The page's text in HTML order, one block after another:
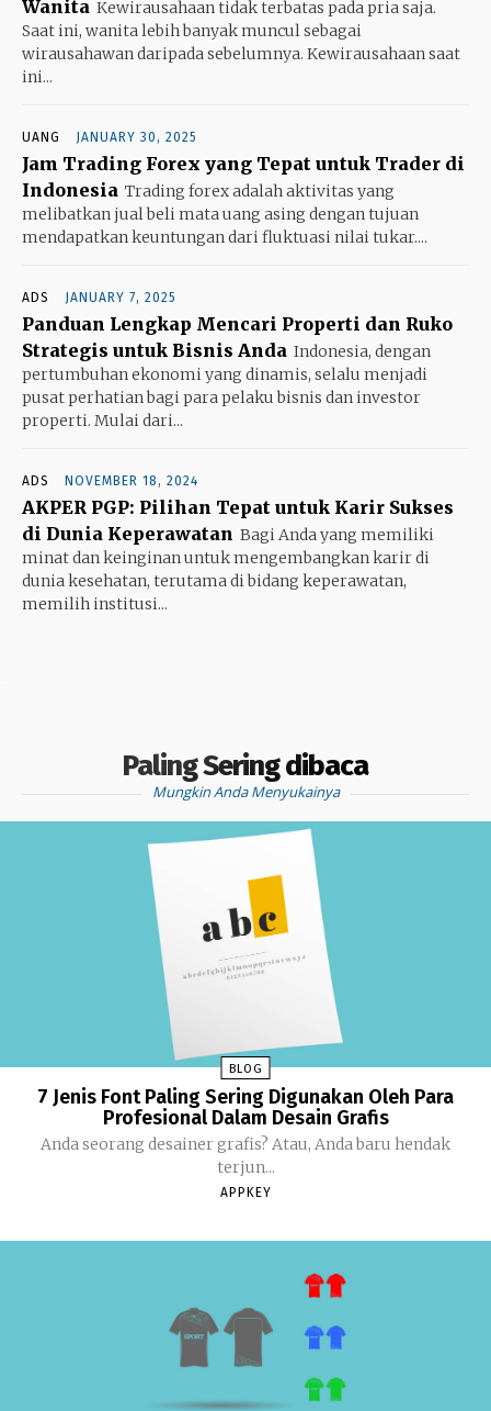
Wanita Kewirausahaan tidak terbatas pada pria saja.
Saat ini, wanita lebih banyak muncul sebagai
wirausahawan daripada sebelumnya. Kewirausahaan saat
ini...
UANG JANUARY 30, 2025
Jam Trading Forex yang Tepat untuk Trader di
Indonesia Trading forex adalah aktivitas yang
melibatkan jual beli mata uang asing dengan tujuan
mendapatkan keuntungan dari fluktuasi nilai tukar....
ADS JANUARY 7, 2025
Panduan Lengkap Mencari Properti dan Ruko
Strategis untuk Bisnis Anda Indonesia, dengan
pertumbuhan ekonomi yang dinamis, selalu menjadi
pusat perhatian bagi para pelaku bisnis dan investor
properti. Mulai dari...
ADS NOVEMBER 18, 2024
AKPER PGP: Pilihan Tepat untuk Karir Sukses
di Dunia Keperawatan Bagi Anda yang memiliki
minat dan keinginan untuk mengembangkan karir di
dunia kesehatan, terutama di bidang keperawatan,
memilih institusi...
Paling Sering dibaca
Mungkin Anda Menyukainya
BLOG
7 Jenis Font Paling Sering Digunakan Oleh Para
Profesional Dalam Desain Grafis
Anda seorang desainer grafis? Atau, Anda baru hendak
terjun...
APPKEY